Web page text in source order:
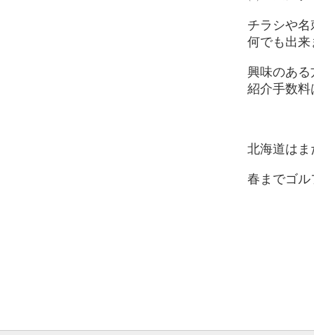
チラシや
何でも出
興味のあ
紹介手数
北海道は
春までゴ